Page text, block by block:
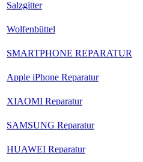
Salzgitter
Wolfenbüttel
SMARTPHONE REPARATUR
Apple iPhone Reparatur
XIAOMI Reparatur
SAMSUNG Reparatur
HUAWEI Reparatur